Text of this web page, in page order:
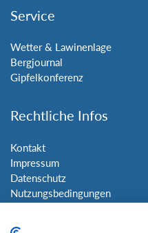
Service
Wetter & Lawinenlage
Bergjournal
Gipfelkonferenz
Rechtliche Infos
Kontakt
Impressum
Datenschutz
Nutzungsbedingungen